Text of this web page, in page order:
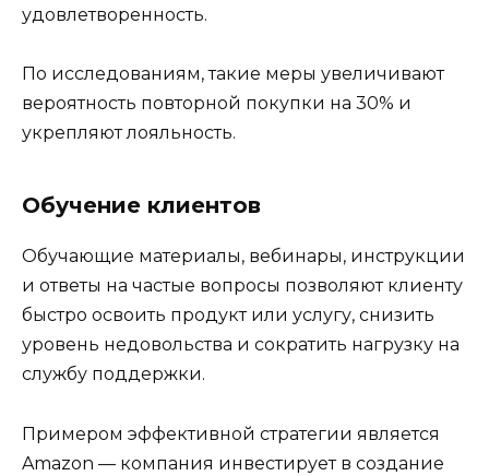
удовлетворенность.
По исследованиям, такие меры увеличивают
вероятность повторной покупки на 30% и
укрепляют лояльность.
Обучение клиентов
Обучающие материалы, вебинары, инструкции
и ответы на частые вопросы позволяют клиенту
быстро освоить продукт или услугу, снизить
уровень недовольства и сократить нагрузку на
службу поддержки.
Примером эффективной стратегии является
Amazon — компания инвестирует в создание